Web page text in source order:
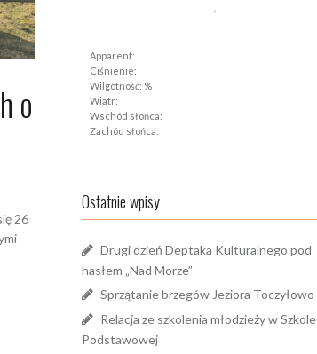
o
26
Apparent:
Ciśnienie:
Wilgotność: %
Wiatr:
Wschód słońca:
Zachód słońca:
Ostatnie wpisy
Drugi dzień Deptaka Kulturalnego pod
hasłem „Nad Morze”
Sprzątanie brzegów Jeziora Toczyłowo
Relacja ze szkolenia młodzieży w Szkole
Podstawowej